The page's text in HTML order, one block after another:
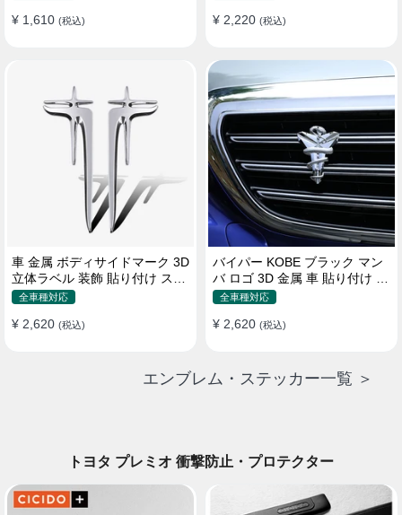
¥ 1,610 (税込) ¥ 2,220 (税込)
車 金属 ボディサイドマーク 3D
立体ラベル 装飾 貼り付け ステ
ッカー
全車種対応
¥ 2,620 (税込)
バイパー KOBE ブラック マン
バ ロゴ 3D 金属 車 貼り付け 装
飾 ステッカー
全車種対応
¥ 2,620 (税込)
エンブレム・ステッカー一覧 ＞
トヨタ プレミオ 衝撃防止・プロテクター